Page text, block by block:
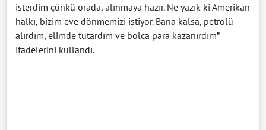
isterdim çünkü orada, alınmaya hazır. Ne yazık ki Amerikan
halkı, bizim eve dönmemizi istiyor. Bana kalsa, petrolü
alırdım, elimde tutardım ve bolca para kazanırdım”
ifadelerini kullandı.